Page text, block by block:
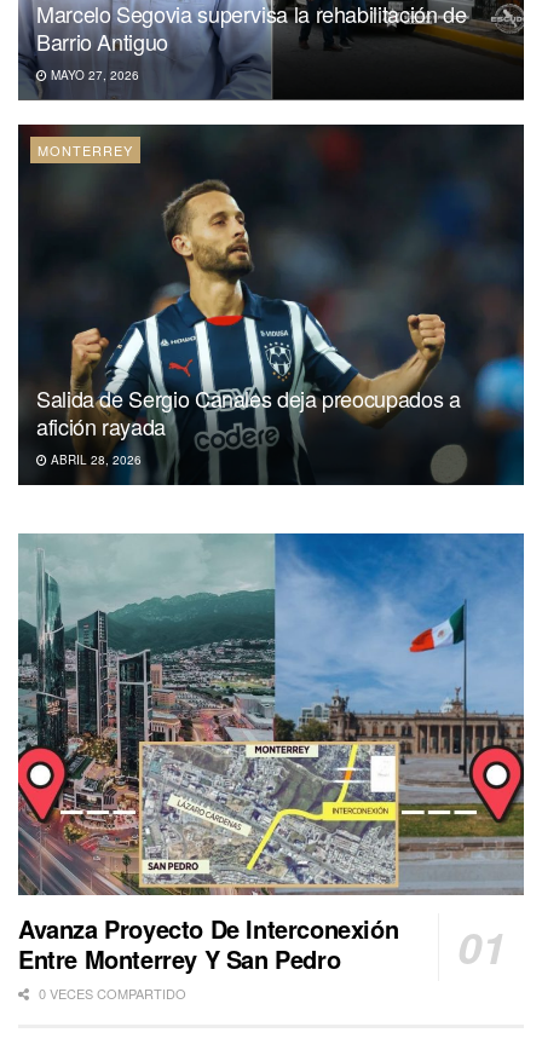
Marcelo Segovia supervisa la rehabilitación de
Barrio Antiguo
MAYO 27, 2026
MONTERREY
Salida de Sergio Canales deja preocupados a
afición rayada
ABRIL 28, 2026
Avanza Proyecto De Interconexión
Entre Monterrey Y San Pedro
0 VECES COMPARTIDO